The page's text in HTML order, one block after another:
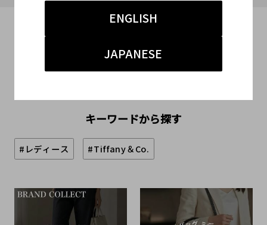
ENGLISH
JAPANESE
キーワードから探す
#レディース #Tiffany＆Co.